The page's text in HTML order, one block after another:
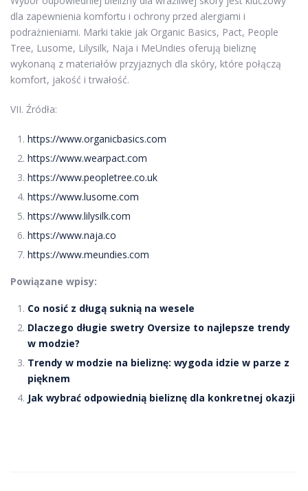
dla zapewnienia komfortu i ochrony przed alergiami i
podrażnieniami. Marki takie jak Organic Basics, Pact, People
Tree, Lusome, Lilysilk, Naja i MeUndies oferują bieliznę
wykonaną z materiałów przyjaznych dla skóry, które połączą
komfort, jakość i trwałość.
VII. Źródła:
https://www.organicbasics.com
https://www.wearpact.com
https://www.peopletree.co.uk
https://www.lusome.com
https://www.lilysilk.com
https://www.naja.co
https://www.meundies.com
Powiązane wpisy:
Co nosić z długą suknią na wesele
Dlaczego długie swetry Oversize to najlepsze trendy
w modzie?
Trendy w modzie na bieliznę: wygoda idzie w parze z
pięknem
Jak wybrać odpowiednią bieliznę dla konkretnej okazji